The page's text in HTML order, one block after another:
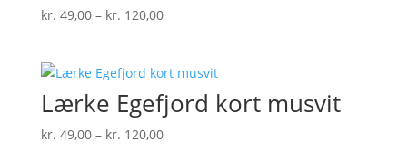
kr. 49,00 – kr. 120,00Prisinterval:
kr. 120,00
Lærke Egefjord kort musvit
kr. 49,00 – kr. 120,00Prisinterval: